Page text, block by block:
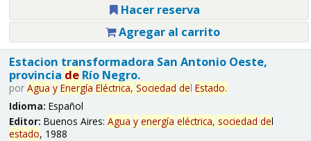
Hacer reserva
Agregar al carrito
Estacion transformadora San Antonio Oeste,
provincia deRío Negro.
por Agua y Energía Eléctrica, Sociedad del Estado.
Idioma: Español
Editor: Buenos Aires: Agua y energía eléctrica, sociedad del
estado, 1988